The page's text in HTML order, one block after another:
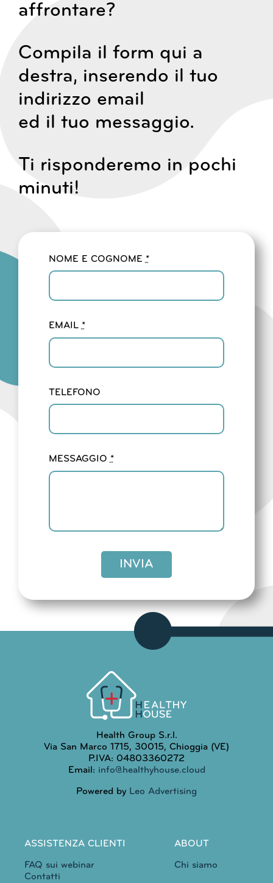
affrontare?
Compila il form qui a
destra, inserendo il tuo
indirizzo email
ed il tuo messaggio.
Ti risponderemo in pochi
minuti!
NOME E COGNOME *
EMAIL*
TELEFONO
MESSAGGIO *
INVIA
Health Group S.r.l.
Via San Marco 1715, 30015, Chioggia (VE)
P.IVA: 04803360272
Email: info@healthyhouse.cloud
Powered by Leo Advertising
ASSISTENZA CLIENTI
FAQ sui webinar
Contatti
ABOUT
Chi siamo